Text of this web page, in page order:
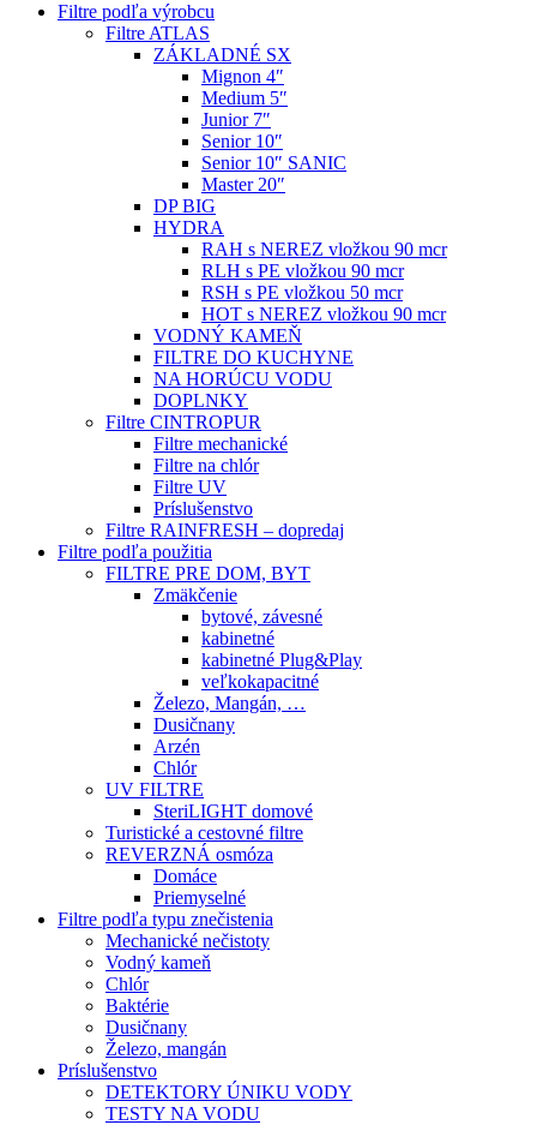
Filtre podľa výrobcu
Filtre ATLAS
ZÁKLADNÉ SX
Mignon 4″
Medium 5″
Junior 7″
Senior 10″
Senior 10″ SANIC
Master 20″
DP BIG
HYDRA
RAH s NEREZ vložkou 90 mcr
RLH s PE vložkou 90 mcr
RSH s PE vložkou 50 mcr
HOT s NEREZ vložkou 90 mcr
VODNÝ KAMEŇ
FILTRE DO KUCHYNE
NA HORÚCU VODU
DOPLNKY
Filtre CINTROPUR
Filtre mechanické
Filtre na chlór
Filtre UV
Príslušenstvo
Filtre RAINFRESH – dopredaj
Filtre podľa použitia
FILTRE PRE DOM, BYT
Zmäkčenie
bytové, závesné
kabinetné
kabinetné Plug&Play
veľkokapacitné
Železo, Mangán, …
Dusičnany
Arzén
Chlór
UV FILTRE
SteriLIGHT domové
Turistické a cestovné filtre
REVERZNÁ osmóza
Domáce
Priemyselné
Filtre podľa typu znečistenia
Mechanické nečistoty
Vodný kameň
Chlór
Baktérie
Dusičnany
Železo, mangán
Príslušenstvo
DETEKTORY ÚNIKU VODY
TESTY NA VODU